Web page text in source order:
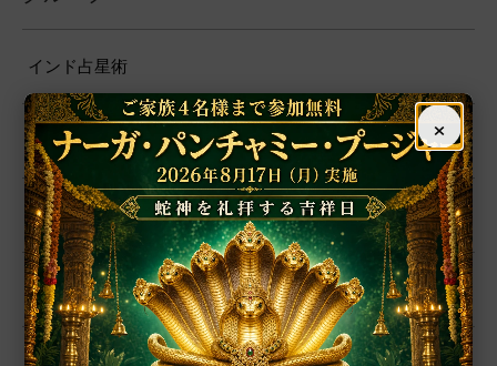
インド占星術
繁栄・開運
厄除開運
恋愛・結婚
×